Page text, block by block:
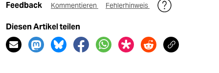
Feedback Kommentieren Fehlerhinweis
Diesen Artikel teilen